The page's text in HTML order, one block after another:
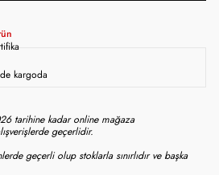
kargoda
tarihine kadar online mağaza
geçerlidir.
geçerli olup stoklarla sınırlıdır ve başka